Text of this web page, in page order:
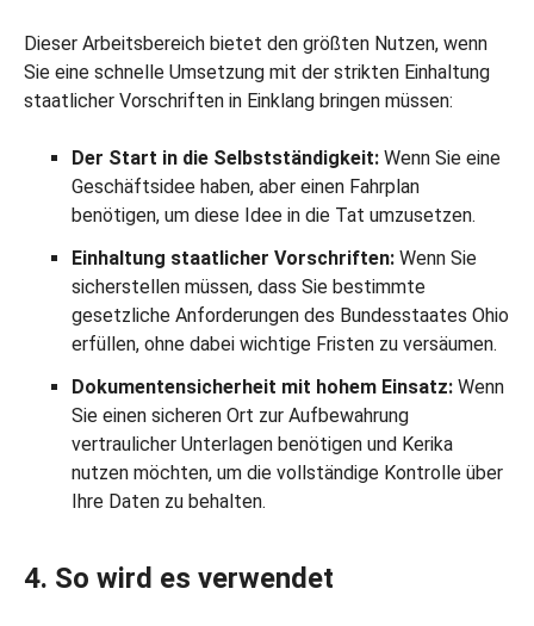
Dieser Arbeitsbereich bietet den größten Nutzen, wenn
Sie eine schnelle Umsetzung mit der strikten Einhaltung
staatlicher Vorschriften in Einklang bringen müssen:
Der Start in die Selbstständigkeit: Wenn Sie eine
Geschäftsidee haben, aber einen Fahrplan
benötigen, um diese Idee in die Tat umzusetzen.
Einhaltung staatlicher Vorschriften: Wenn Sie
sicherstellen müssen, dass Sie bestimmte
gesetzliche Anforderungen des Bundesstaates Ohio
erfüllen, ohne dabei wichtige Fristen zu versäumen.
Dokumentensicherheit mit hohem Einsatz: Wenn
Sie einen sicheren Ort zur Aufbewahrung
vertraulicher Unterlagen benötigen und Kerika
nutzen möchten, um die vollständige Kontrolle über
Ihre Daten zu behalten.
4. So wird es verwendet